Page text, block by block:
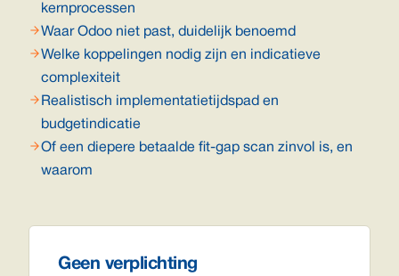
kernprocessen
Waar Odoo niet past, duidelijk benoemd
Welke koppelingen nodig zijn en indicatieve
complexiteit
Realistisch implementatietijdspad en
budgetindicatie
Of een diepere betaalde fit-gap scan zinvol is, en
waarom
Geen verplichting